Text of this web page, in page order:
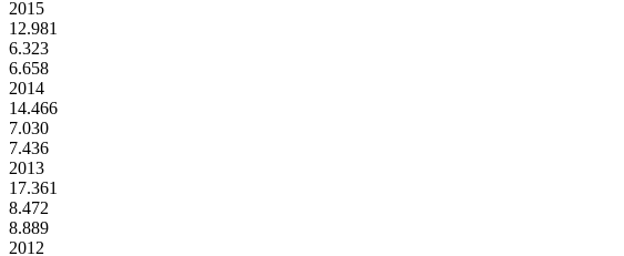
2015
12.981
6.323
6.658
2014
14.466
7.030
7.436
2013
17.361
8.472
8.889
2012